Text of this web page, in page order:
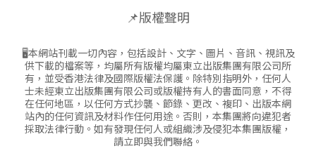
📌版權聲明
🖥本網站刊載一切內容，包括設計、文字、圖片、音訊、視訊及
供下載的檔案等，均屬所有版權均屬東立出版集團有限公司所
有，並受香港法律及國際版權法保護。除特別指明外，任何人
士未經東立出版集團有限公司或版權持有人的書面同意，不得
在任何地區，以任何方式抄襲、節錄、更改、複印、出版本網
站內的任何資訊及材料作任何用途。否則，本集團將向違犯者
採取法律行動。如有發現任何人或組織涉及侵犯本集團版權，
請立即與我們聯絡。